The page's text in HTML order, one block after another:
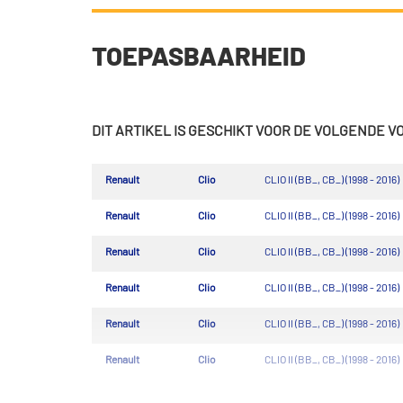
TOEPASBAARHEID
DIT ARTIKEL IS GESCHIKT VOOR DE VOLGENDE
Renault Clio CLIO II (BB_, CB_) (1998 - 2016)
Renault Clio CLIO II (BB_, CB_) (1998 - 2016)
Renault Clio CLIO II (BB_, CB_) (1998 - 2016)
Renault Clio CLIO II (BB_, CB_) (1998 - 2016)
Renault Clio CLIO II (BB_, CB_) (1998 - 2016)
Renault Clio CLIO II (BB_, CB_) (1998 - 2016)